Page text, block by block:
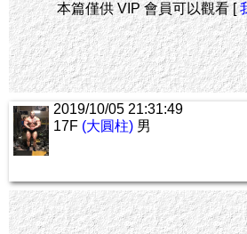
本篇僅供 VIP 會員可以觀看 [
2019/10/05 21:31:49
17F (大圓柱) 男